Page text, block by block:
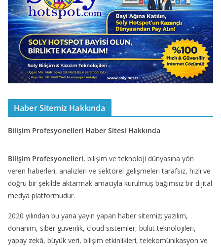
Haber Sitemiz Hakkında
Bilişim Profesyonelleri Haber Sitesi Hakkında
Bilişim Profesyonelleri, bilişim ve teknoloji dünyasına yön
veren haberleri, analizleri ve sektörel gelişmeleri tarafsız, hızlı ve
doğru bir şekilde aktarmak amacıyla kurulmuş bağımsız bir dijital
medya platformudur.
2020 yılından bu yana yayın yapan haber sitemiz; yazılım,
donanım, siber güvenlik, cloud sistemler, bulut teknolojileri,
yapay zekâ, büyük veri, bilişim etkinlikleri, telekomünikasyon ve